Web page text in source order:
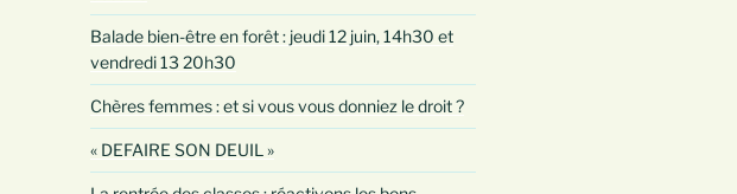
Balade bien-être en forêt : jeudi 12 juin, 14h30 et
vendredi 13 20h30
Chères femmes : et si vous vous donniez le droit ?
« DEFAIRE SON DEUIL »